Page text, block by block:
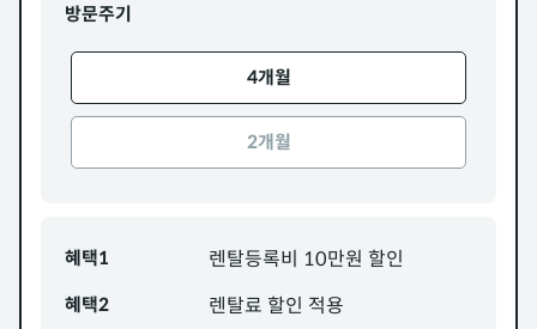
방문주기
4개월
2개월
혜택1 렌탈등록비 10만원 할인
혜택2 렌탈료 할인 적용